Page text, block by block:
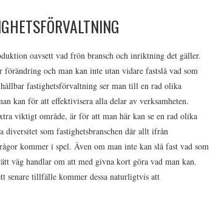
oavsett vad frön bransch och inriktning det gäller.
och man kan inte utan vidare fastslå vad som
fastighetsförvaltning ser man till en rad olika
kan för att effektivisera alla delar av verksamheten.
viktigt område, är för att man här kan se en rad olika
diversitet som fastighetsbranschen där allt ifrån
kommer i spel. Även om man inte kan slå fast vad som
väg handlar om att med givna kort göra vad man kan.
senare tillfälle kommer dessa naturligtvis att